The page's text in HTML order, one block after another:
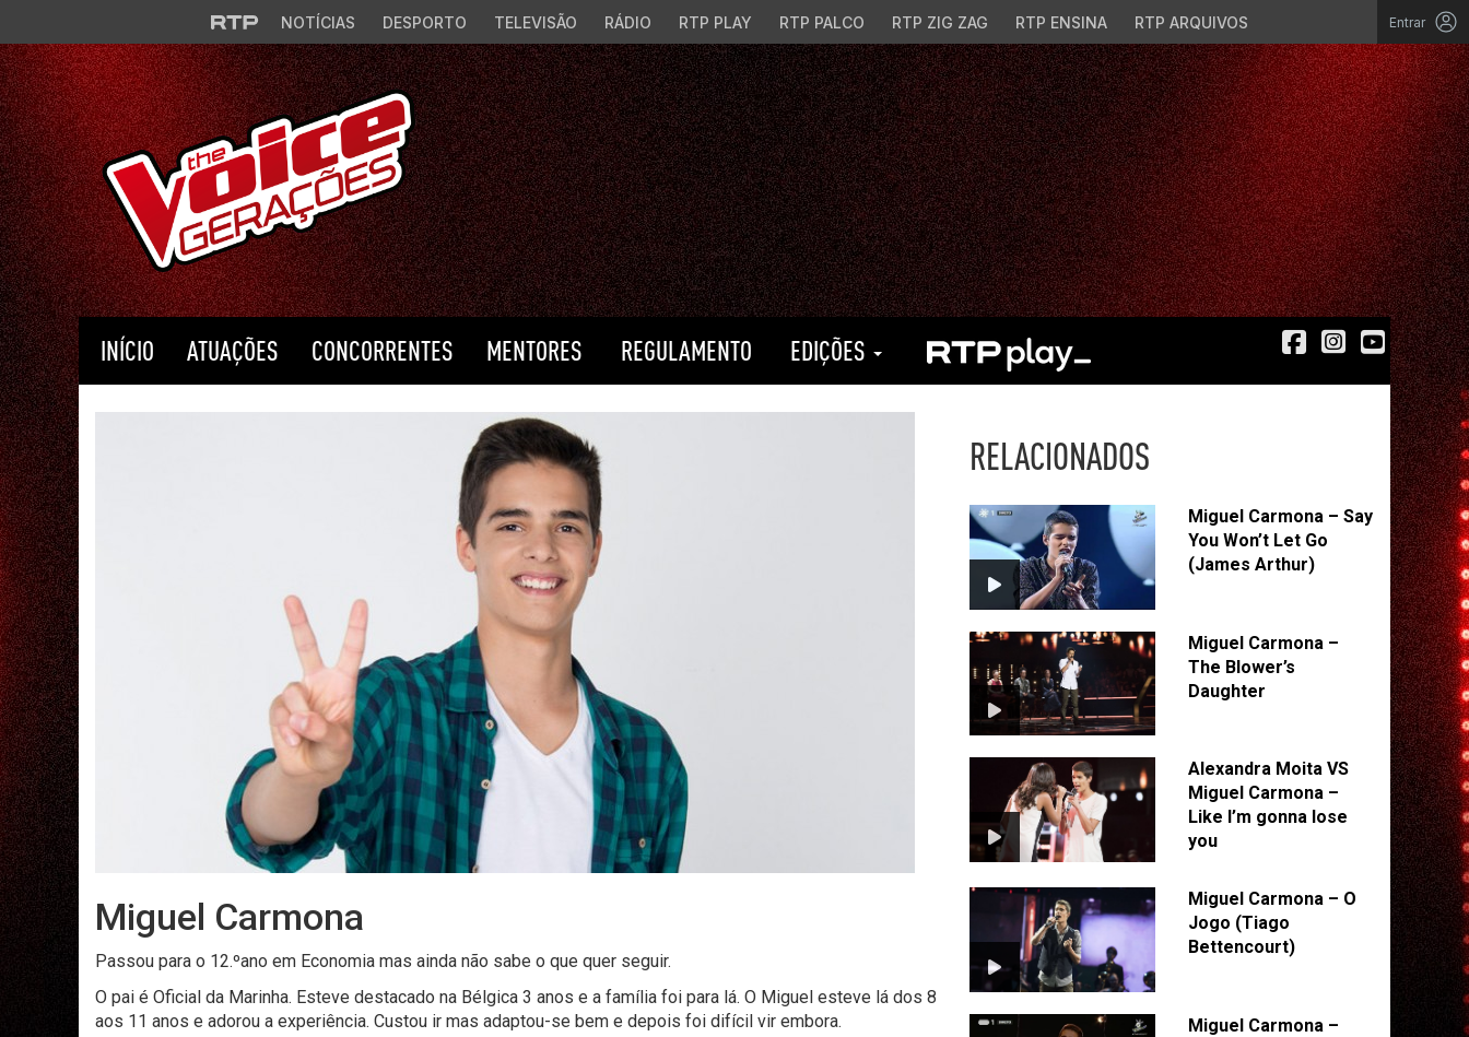
Saltar para o conteúdo principal
NOTÍCIAS DESPORTO TELEVISÃO RÁDIO RTP PLAY RTP PALCO RTP ZIG ZAG RTP ENSINA RTP ARQUIVOS Entrar
INÍCIO ATUAÇÕES CONCORRENTES MENTORES REGULAMENTO EDIÇÕES
Miguel Carmona
Passou para o 12.ºano em Economia mas ainda não sabe o que quer seguir.
O pai é Oficial da Marinha. Esteve destacado na Bélgica 3 anos e a família foi para lá. O Miguel esteve lá dos 8
aos 11 anos e adorou a experiência. Custou ir mas adaptou-se bem e depois foi difícil vir embora.
RELACIONADOS
Miguel Carmona – Say
You Won’t Let Go
(James Arthur)
Miguel Carmona –
The Blower’s
Daughter
Alexandra Moita VS
Miguel Carmona –
Like I’m gonna lose
you
Miguel Carmona – O
Jogo (Tiago
Bettencourt)
Miguel Carmona –